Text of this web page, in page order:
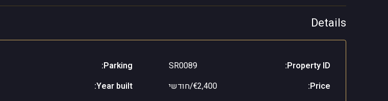
Details
Property ID:
SR0089
Price:
€2,400/חודשי
Parking:
Year built: